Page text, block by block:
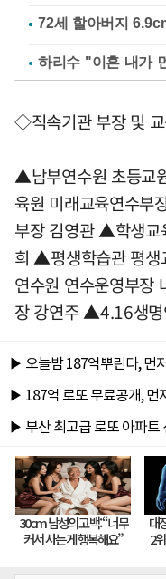
하리수 "이혼 내가
◇직속기관 부장 및
▲남부연수원 초등교
육원 미래교육연수부
부장 김영관 ▲학생교
희 ▲평생학습관 평
연수원 연수운영부장
장 강연주 ▲4.16생명